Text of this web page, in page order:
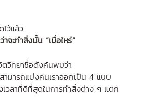
ว้แล้ว
ะทำสิ่งนั้น “เมื่อไหร่”
วิทยาชื่อดังค้นพบว่า
สามารถแบ่งคนเราออกเป็น 4 แบบ
วลาที่ดีที่สุดในการทำสิ่งต่าง ๆ แตก